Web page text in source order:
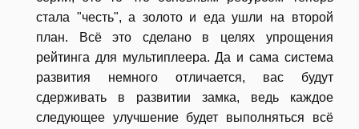
стала "честь", а золото и еда ушли на второй
план. Всё это сделано в целях упрощения
рейтинга для мультиплеера. Да и сама система
развития немного отличается, вас будут
сдерживать в развитии замка, ведь каждое
следующее улучшение будет выполняться всё